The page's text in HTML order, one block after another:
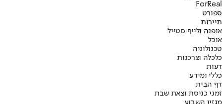
ForReal
ספורט
תיירות
אופנה ולייף סטייל
אוכל
טכנולוגיה
כלכלה וצרכנות
דעות
כללי ומידע
דף הבית
זמני כניסת וצאת שבת